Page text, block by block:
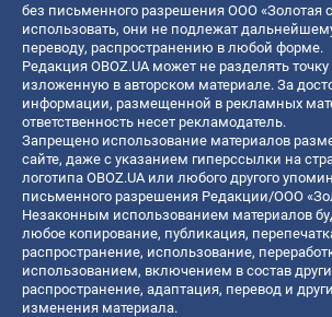
без письменного разрешения ООО «Золотая
использовать, они не подлежат
переводу, распространению в любой форме.
Редакция OBOZ.UA может не разделять точку
изложенную в авторском материале. За
информации, размещенной в рекламных
ответственность несет рекламодатель.
Запрещено использование материалов
сайте, даже с указанием гиперссылки на
логотипа OBOZ.UA или любого другого
письменного разрешения Редакции/ООО
Незаконным использованием материалов
любое копирование, публикация,
распространение, использование,
использованием, включением в состав
распространение, адаптация, перевод и
изменения материала.